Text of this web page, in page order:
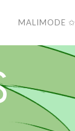
MALIMODE ✩